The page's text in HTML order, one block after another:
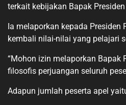
terkait kebijakan Bapak
Ia melaporkan kepada
kembali nilai-nilai yang pelajari
“Mohon izin melaporkan Bapak
filosofis perjuangan seluruh
Adapun jumlah peserta apel